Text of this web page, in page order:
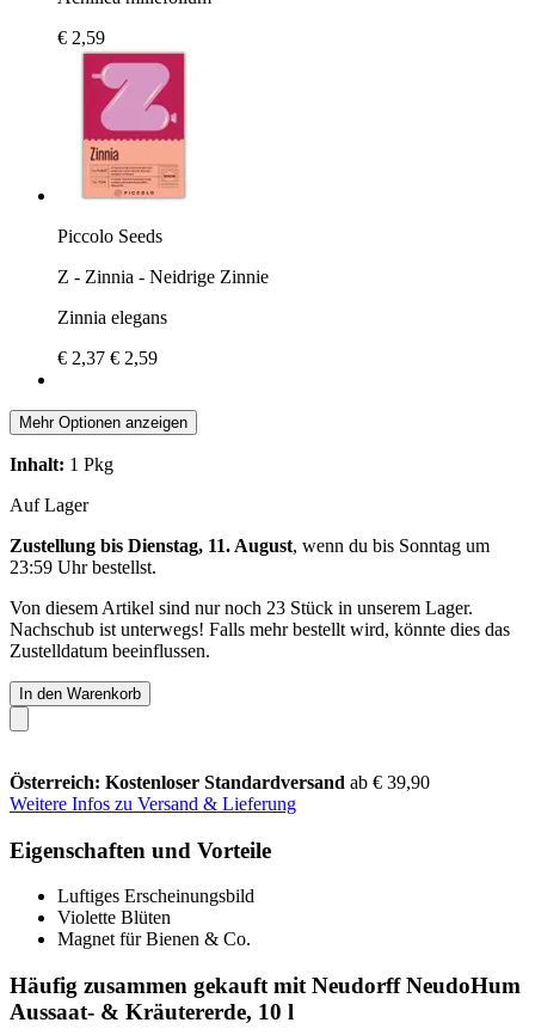
€ 2,59
Piccolo Seeds
Z - Zinnia - Neidrige Zinnie
Zinnia elegans
€ 2,37 € 2,59
Mehr Optionen anzeigen
Inhalt: 1 Pkg
Auf Lager
Zustellung bis Dienstag, 11. August, wenn du bis Sonntag um
23:59 Uhrbestellst.
Von diesem Artikel sind nur noch 23 Stück in unserem Lager.
Nachschub ist unterwegs! Falls mehr bestellt wird, könnte dies das
Zustelldatum beeinflussen.
In den Warenkorb
Österreich: Kostenloser Standardversand ab € 39,90
Weitere Infos zu Versand & Lieferung
Eigenschaften und Vorteile
Luftiges Erscheinungsbild
Violette Blüten
Magnet für Bienen & Co.
Häufig zusammen gekauft mit Neudorff NeudoHum
Aussaat- & Kräutererde, 10 l